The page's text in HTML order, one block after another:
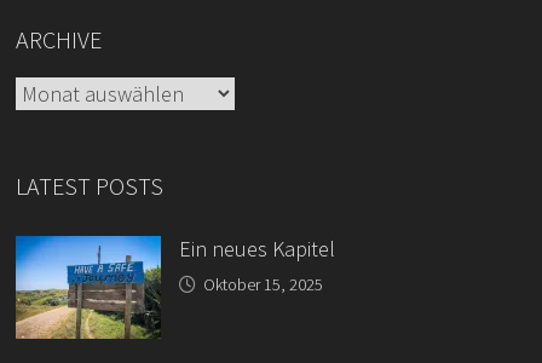
ARCHIVE
Archive
LATEST POSTS
Ein neues Kapitel
Oktober 15, 2025